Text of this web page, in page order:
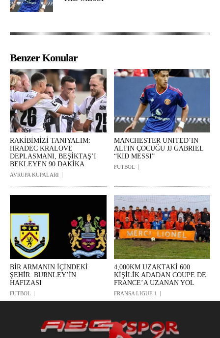
Benzer Konular
RAKİBİMİZİ TANIYALIM:
HRADEC KRALOVE
DEPLASMANI, BEŞİKTAŞ’I
BEKLEYEN 90 DAKİKA
AVRUPA KUPALARI
MANCHESTER UNITED’IN
ALTIN ÇOCUĞU JJ GABRIEL
“KID MESSI”
FUTBOL
BİR ARMANIN İÇİNDEKİ
ŞEHİR: BURNLEY’ÍN
HAFIZASI
FUTBOL
4,000KM UZAKTAKİ 600
KİŞİLİK ADADAN COUPE DE
FRANCE’A UZANAN YOL
FRANSA LIGUE 1